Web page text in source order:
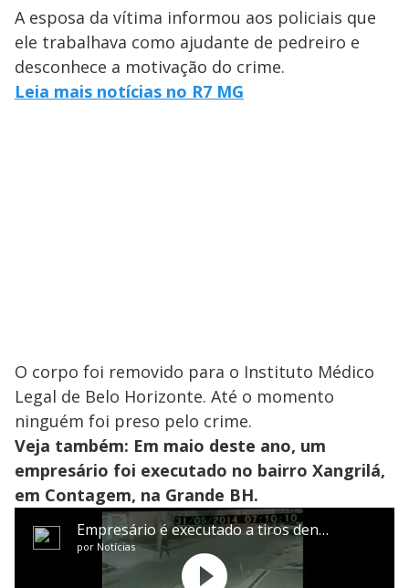
A esposa da vítima informou aos policiais que
ele trabalhava como ajudante de pedreiro e
desconhece a motivação do crime.
Leia mais notícias no R7 MG
O corpo foi removido para o Instituto Médico
Legal de Belo Horizonte. Até o momento
ninguém foi preso pelo crime.
Veja também: Em maio deste ano, um
empresário foi executado no bairro Xangrilá,
em Contagem, na Grande BH.